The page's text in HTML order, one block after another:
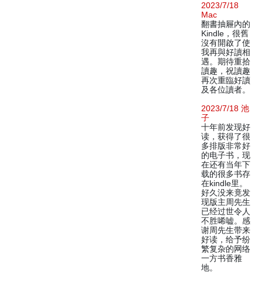
2023/7/18
Mac
翻書抽屜內的
Kindle，很舊
沒有開啟了使
我再與好讀相
遇。期待重拾
讀趣，祝讀趣
再次重臨好讀
及各位讀者。
2023/7/18 池
子
十年前发现好
读，获得了很
多排版非常好
的电子书，现
在还有当年下
载的很多书存
在kindle里。
好久没来竟发
现版主周先生
已经过世令人
不胜唏嘘。感
谢周先生带来
好读，给予纷
繁复杂的网络
一方书香雅
地。